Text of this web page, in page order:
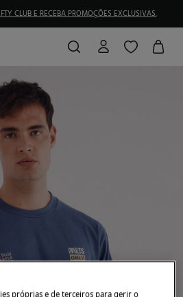
CLUB E RECEBA PROMOÇÕES EXCLUSIVAS.
próprias e de terceiros para gerir o